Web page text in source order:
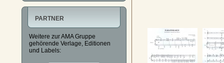
PARTNER
Weitere zur AMA Gruppe
gehörende Verlage, Editionen
und Labels: